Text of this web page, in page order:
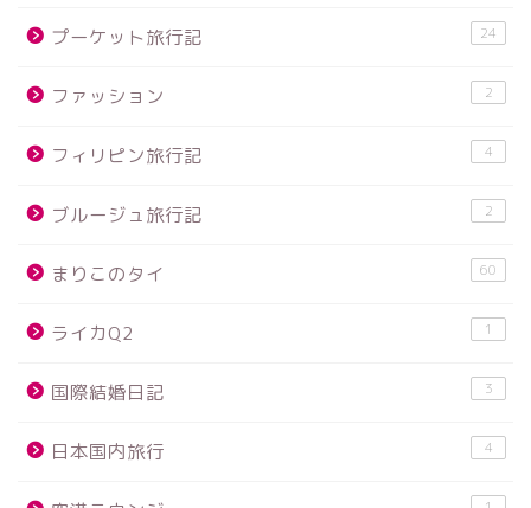
プーケット旅行記 24
ファッション 2
フィリピン旅行記 4
ブルージュ旅行記 2
まりこのタイ 60
ライカQ2 1
国際結婚日記 3
日本国内旅行 4